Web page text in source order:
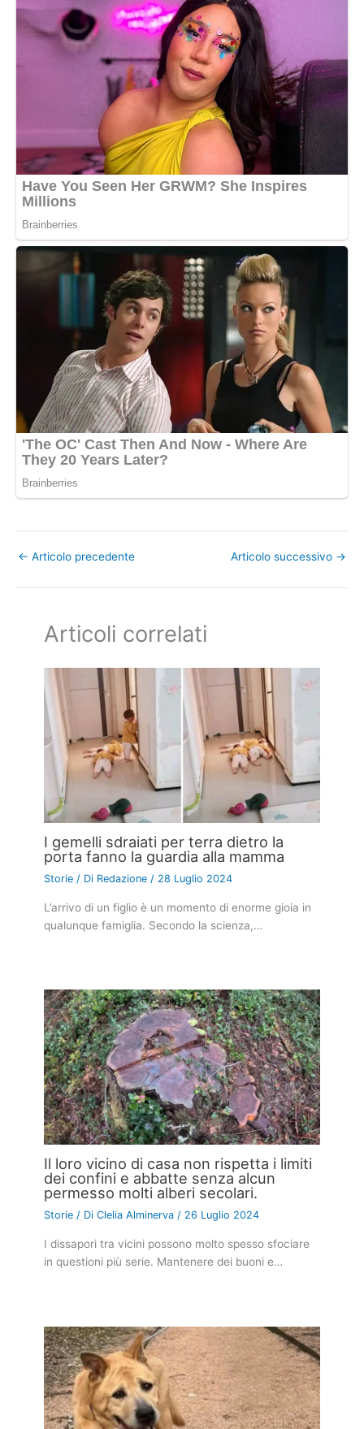
← Articolo precedente Articolo successivo →
Articoli correlati
I gemelli sdraiati per terra dietro la
porta fanno la guardia alla mamma
Storie / Di Redazione / 28 Luglio 2024
L’arrivo di un figlio è un momento di enorme gioia in
qualunque famiglia. Secondo la scienza,…
Il loro vicino di casa non rispetta i limiti
dei confini e abbatte senza alcun
permesso molti alberi secolari.
Storie / DiClelia Alminerva/ 26 Luglio 2024
I dissapori tra vicini possono molto spesso sfociare
in questioni più serie. Mantenere dei buoni e…